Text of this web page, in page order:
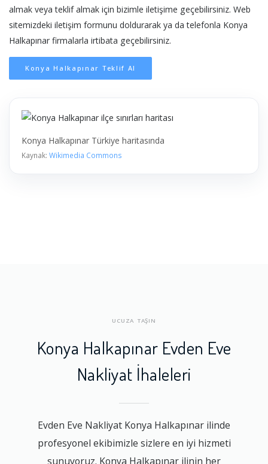
almak veya teklif almak için bizimle iletişime geçebilirsiniz. Web
sitemizdeki iletişim formunu doldurarak ya da telefonla Konya
Halkapınar firmalarla irtibata geçebilirsiniz.
Konya Halkapınar Teklif Al
Konya Halkapınar Türkiye haritasında
Kaynak: Wikimedia Commons
UCUZA TAŞIN
Konya Halkapınar Evden Eve
Nakliyat İhaleleri
Evden Eve Nakliyat Konya Halkapınar ilinde
profesyonel ekibimizle sizlere en iyi hizmeti
sunuyoruz. Konya Halkapınar ilinin her